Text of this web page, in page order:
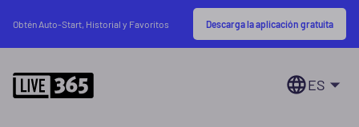
Obtén Auto-Start, Historial y Favoritos Descarga la aplicación gratuita
ES